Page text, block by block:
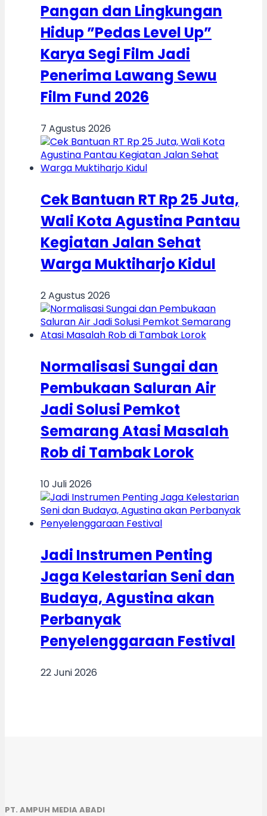
Pangan dan Lingkungan
Hidup ”Pedas Level Up”
Karya Segi Film Jadi
Penerima Lawang Sewu
Film Fund 2026
7 Agustus 2026
Cek Bantuan RT Rp 25 Juta,
Wali Kota Agustina Pantau
Kegiatan Jalan Sehat
Warga Muktiharjo Kidul
2 Agustus 2026
Normalisasi Sungai dan
Pembukaan Saluran Air
Jadi Solusi Pemkot
Semarang Atasi Masalah
Rob di Tambak Lorok
10 Juli 2026
Jadi Instrumen Penting
Jaga Kelestarian Seni dan
Budaya, Agustina akan
Perbanyak
Penyelenggaraan Festival
22 Juni 2026
PT. AMPUH MEDIA ABADI